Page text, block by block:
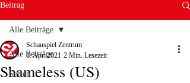
Beitrag
Alle Beiträge
Serien
Alle Beiträge
Shameless (US)
Schauspiel Zentrum
8. Apr. 2021 2 Min. Lesezeit